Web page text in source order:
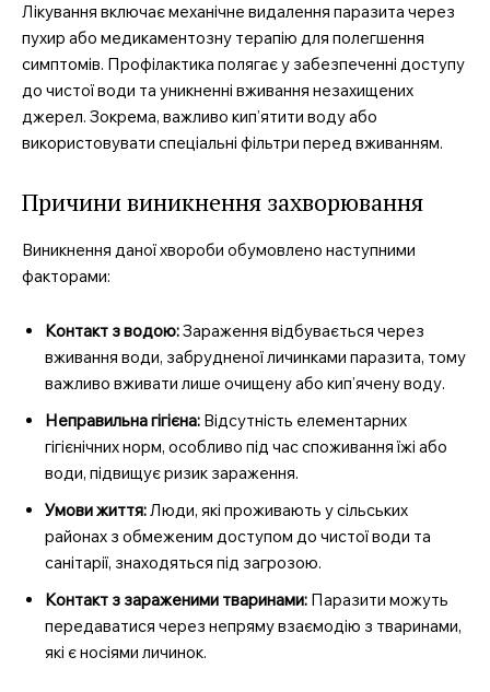
Лікування включає механічне видалення паразита через
пухир або медикаментозну терапію для полегшення
симптомів. Профілактика полягає у забезпеченні доступу
до чистої води та уникненні вживання незахищених
джерел. Зокрема, важливо кип’ятити воду або
використовувати спеціальні фільтри перед вживанням.
Причини виникнення захворювання
Виникнення даної хвороби обумовлено наступними
факторами:
Контакт з водою:Зараження відбувається через
вживання води, забрудненої личинками паразита, тому
важливо вживати лише очищену або кип’ячену воду.
Неправильна гігієна: Відсутність елементарних
гігієнічних норм, особливо під час споживання їжі або
води, підвищує ризик зараження.
Умови життя:Люди, які проживають у сільських
районах з обмеженим доступом до чистої води та
санітарії, знаходяться під загрозою.
Контакт з зараженими тваринами: Паразити можуть
передаватися через непряму взаємодію з тваринами,
які є носіями личинок.